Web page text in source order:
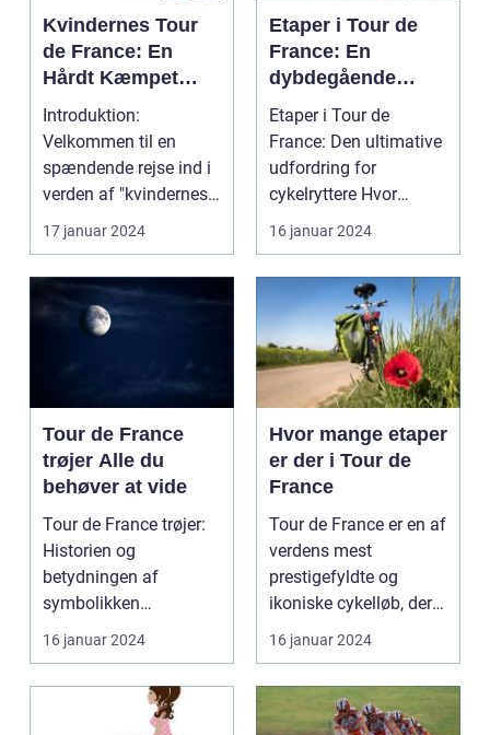
Kvindernes Tour
de France: En
Hårdt Kæmpet
Kamp for
Ligestilling på
Cykelscenen
Introduktion:
Velkommen til en
spændende rejse ind i
verden af "kvindernes
Tour de France". Dette
er...
17 januar 2024
Etaper i Tour de
France: En
dybdegående
analyse af
historien og
betydningen af
etaper i det mest
prestigefyldte
cykelløb
Etaper i Tour de
France: Den ultimative
udfordring for
cykelryttere Hvor
mange kilometer skal
man c...
16 januar 2024
Tour de France
trøjer Alle du
behøver at vide
Tour de France trøjer:
Historien og
betydningen af
symbolikken
Introduktion til Tour de
France trø...
16 januar 2024
Hvor mange etaper
er der i Tour de
France
Tour de France er en af
verdens mest
prestigefyldte og
ikoniske cykelløb, der
afholdes hvert år i ju...
16 januar 2024